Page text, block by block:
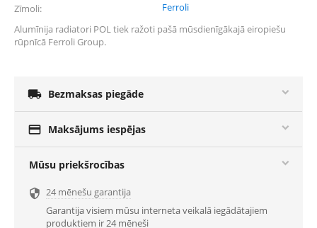
Zīmoli
Ferroli
Alumīnija radiatori POL tiek ražoti pašā mūsdienīgākajā eiropiešu
rūpnīcā Ferroli Group.
 Bezmaksas piegāde
 Maksājums iespējas
Mūsu priekšrocības
 24 mēnešu garantija
Garantija visiem mūsu interneta veikalā iegādātajiem
produktiem ir 24 mēneši